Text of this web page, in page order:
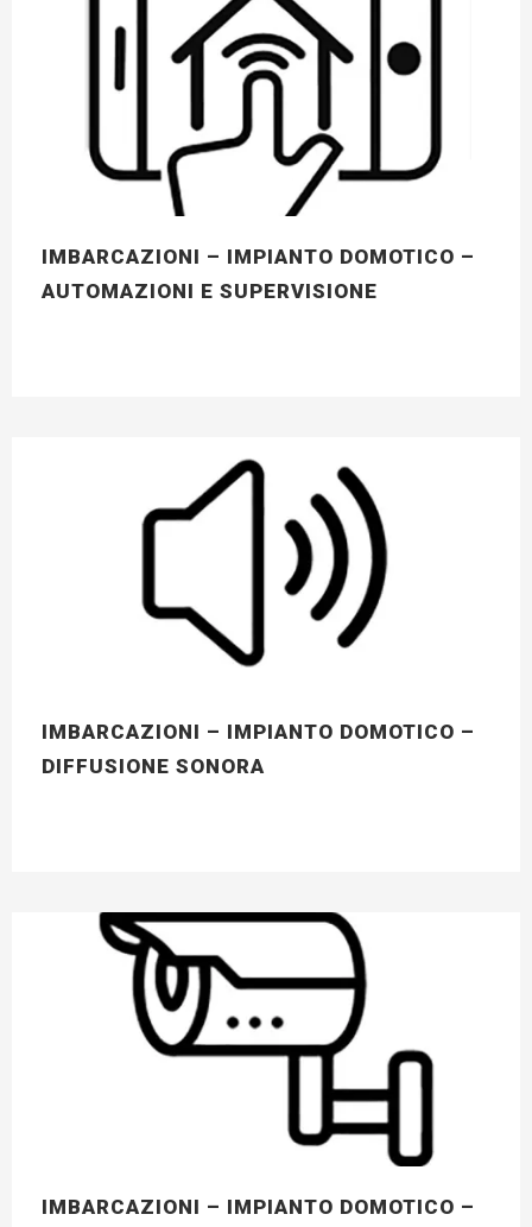
IMBARCAZIONI – IMPIANTO DOMOTICO –
AUTOMAZIONI E SUPERVISIONE
IMBARCAZIONI – IMPIANTO DOMOTICO –
DIFFUSIONE SONORA
IMBARCAZIONI – IMPIANTO DOMOTICO –